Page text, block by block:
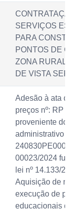
SERVIÇOS
PARA
PONTOS DE
ZONA RURAL
DE VISTA
Adesão à ata
preços nº: RP
proveniente do
administrativo
00023/2024
lei nº 14.133/
Aquisição de
execução de
educacionais